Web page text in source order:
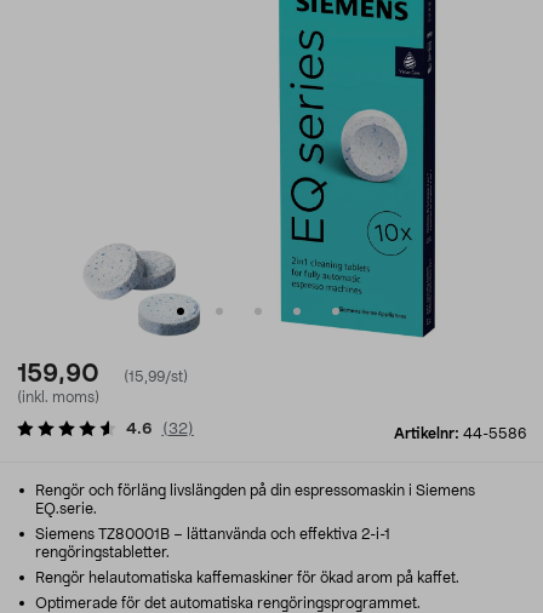
159,90
(15,99/st)
(inkl. moms)
Artikelnr: 44-5586
4.6 (32)
Rengör och förläng livslängden på din espressomaskin i Siemens
EQ.serie.
Siemens TZ80001B – lättanvända och effektiva 2-i-1
rengöringstabletter.
Rengör helautomatiska kaffemaskiner för ökad arom på kaffet.
Optimerade för det automatiska rengöringsprogrammet.